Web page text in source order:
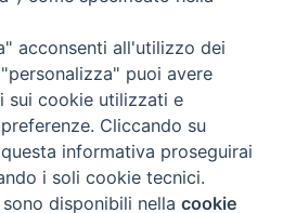
e Venerdì, Ore 9:30 - 12:30
di Albano
© 2021
acconsenti all'utilizzo dei
puoi avere
sui cookie utilizzati e
Cliccando su
informativa proseguirai
i soli cookie tecnici.
disponibili nellacookie